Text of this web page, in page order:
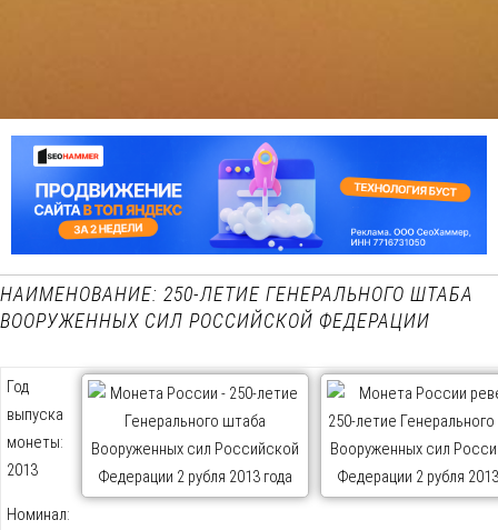
НАИМЕНОВАНИЕ: 250-ЛЕТИЕ ГЕНЕРАЛЬНОГО ШТАБА
ВООРУЖЕННЫХ СИЛ РОССИЙСКОЙ ФЕДЕРАЦИИ
Год
выпуска
монеты:
2013
Номинал: